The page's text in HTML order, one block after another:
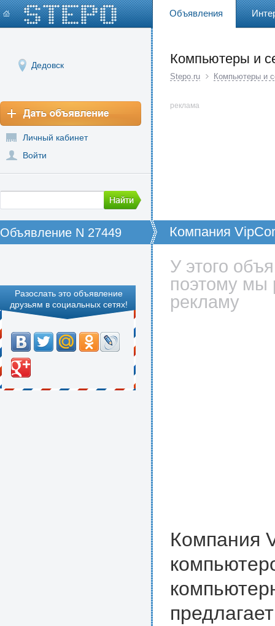
Объявления
Дедовск
Личный кабинет
Войти
Компьютеры и
Stepo.ru Компьютеры и
реклама
Объявление N 27449
Компания
любых
компьютерную
Разослать это объявление
друзьям в социальных сетях!
У этого
поэтому мы
рекламу
Компания